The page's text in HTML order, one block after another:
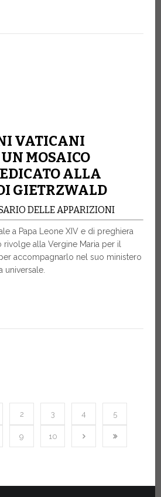
VATICANI
MOSAICO
ALLA
GIETRZWALD
DELLE APPARIZIONI
a Papa Leone XIV e di preghiera
alla Vergine Maria per il
accompagnarlo nel suo ministero
universale.
2 3 4 5
9 10